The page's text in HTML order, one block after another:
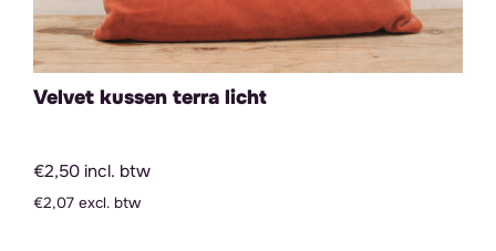
Velvet kussen terra licht
€2,50 incl. btw
€2,07 excl. btw